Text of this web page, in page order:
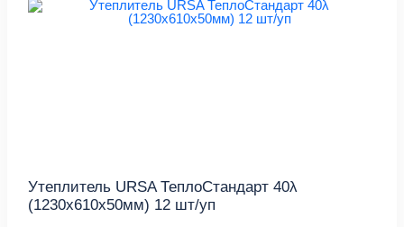
Утеплитель URSA ТеплоСтандарт 40λ
(1230х610х50мм) 12 шт/уп